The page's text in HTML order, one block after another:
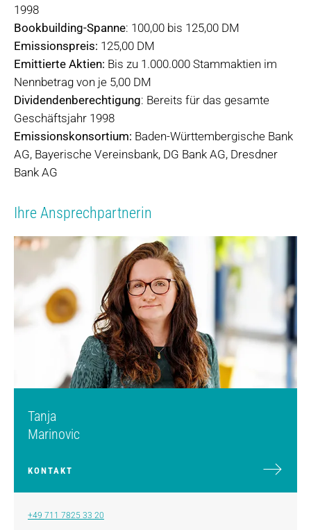
1998
Bookbuilding-Spanne: 100,00 bis 125,00 DM
Emissionspreis: 125,00 DM
Emittierte Aktien: Bis zu 1.000.000 Stammaktien im
Nennbetrag von je 5,00 DM
Dividendenberechtigung: Bereits für das gesamte
Geschäftsjahr 1998
Emissionskonsortium: Baden-Württembergische Bank
AG, Bayerische Vereinsbank, DG Bank AG, Dresdner
Bank AG
Ihre Ansprechpartnerin
Tanja
Marinovic
KONTAKT
+49 711 7825 33 20